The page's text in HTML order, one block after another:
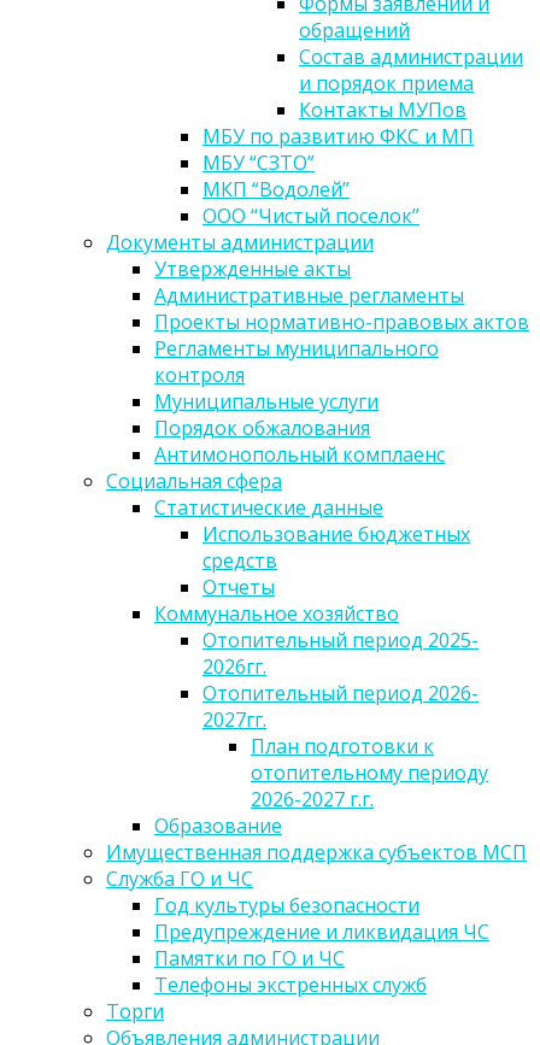
обращений
Состав администрации
и порядок приема
Контакты МУПов
МБУ по развитию ФКС и МП
МБУ “СЗТО”
МКП “Водолей”
ООО “Чистый поселок”
Документы администрации
Утвержденные акты
Административные регламенты
Проекты нормативно-правовых актов
Регламенты муниципального
контроля
Муниципальные услуги
Порядок обжалования
Антимонопольный комплаенс
Социальная сфера
Статистические данные
Использование бюджетных
средств
Отчеты
Коммунальное хозяйство
Отопительный период 2025-
2026гг.
Отопительный период 2026-
2027гг.
План подготовки к
отопительному периоду
2026-2027 г.г.
Образование
Имущественная поддержка субъектов МСП
Служба ГО и ЧС
Год культуры безопасности
Предупреждение и ликвидация ЧС
Памятки по ГО и ЧС
Телефоны экстренных служб
Торги
Объявления администрации